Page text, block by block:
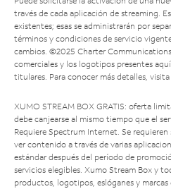
través de cada aplicación de streaming.
existentes; esas se administrarán por
términos y condiciones de servicio
cambios. ©2025 Charter
comerciales y los logotipos presentes
titulares. Para conocer más detalles, visita
XUMO STREAM BOX GRATIS: oferta
debe canjearse al mismo tiempo que el
Requiere Spectrum Internet. Se
ver contenido a través de varias
estándar después del período de
servicios elegibles. Xumo Stream Box y
productos, logotipos, eslóganes y